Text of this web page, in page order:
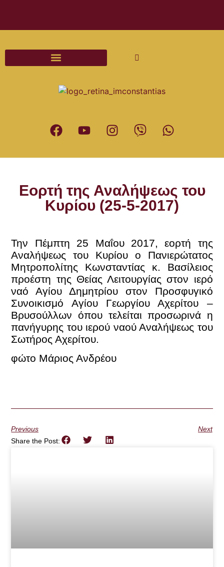
Εορτή της Αναλήψεως του
Κυρίου (25-5-2017)
Την Πέμπτη 25 Μαΐου 2017, εορτή της
Αναλήψεως του Κυρίου ο Πανιερώτατος
Μητροπολίτης Κωνσταντίας κ. Βασίλειος
προέστη της Θείας Λειτουργίας στον ιερό
ναό Αγίου Δημητρίου στον Προσφυγικό
Συνοικισμό Αγίου Γεωργίου Αχερίτου –
Βρυσούλλων όπου τελείται προσωρινά η
πανήγυρης του ιερού ναού Αναλήψεως του
Σωτήρος Αχερίτου.
φώτο Μάριος Ανδρέου
Previous
Next
Share the Post: